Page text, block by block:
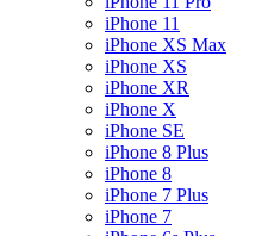
iPhone 11
iPhone XS Max
iPhone XS
iPhone XR
iPhone X
iPhone SE
iPhone 8 Plus
iPhone 8
iPhone 7 Plus
iPhone 7